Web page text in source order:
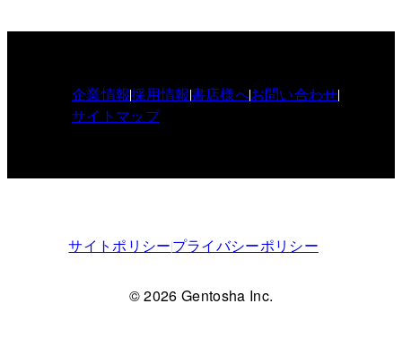
企業情報採用情報書店様へお問い合わせ
サイトマップ
サイトポリシープライバシーポリシー
© 2026 Gentosha Inc.